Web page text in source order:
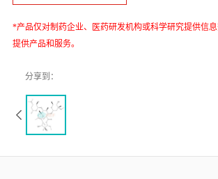
*产品仅对制药企业、医药研发机构或科学研究提供信
提供产品和服务。